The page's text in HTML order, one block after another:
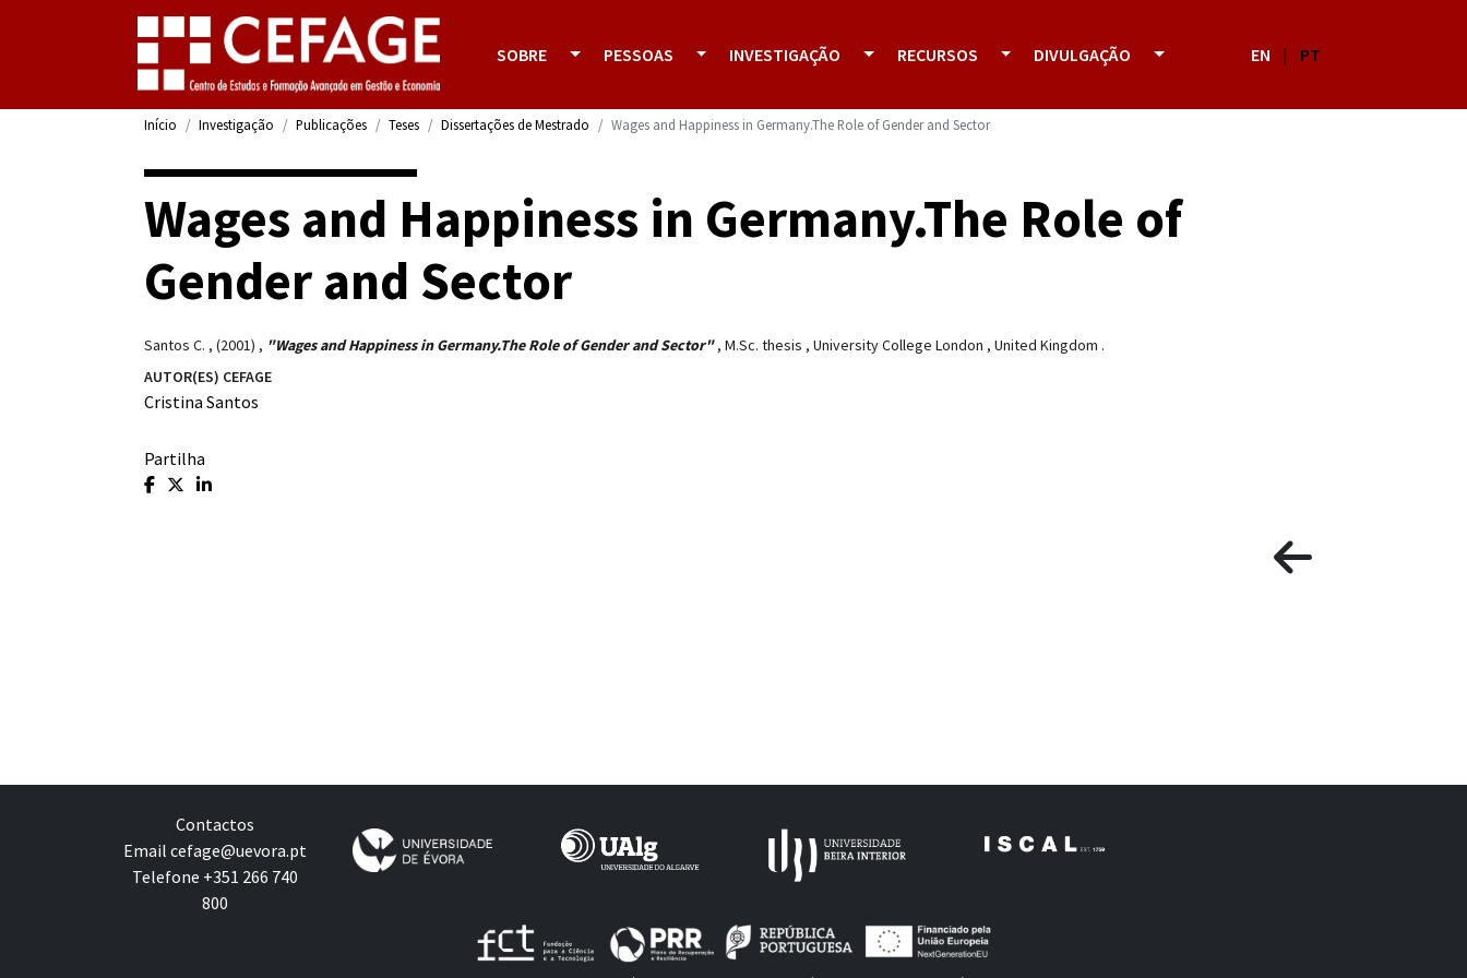
SOBRE PESSOAS INVESTIGAÇÃO RECURSOS DIVULGAÇÃO EN | PT
Início Investigação Publicações Teses Dissertações de Mestrado Wages and Happiness in Germany.The Role of Gender and Sector
Wages and Happiness in Germany.The Role of
Gender and Sector
Santos C. , (2001) , "Wages and Happiness in Germany.The Role of Gender and Sector", M.Sc. thesis , University College London , United Kingdom .
AUTOR(ES) CEFAGE
Cristina Santos
Partilha
Contactos
Email cefage@uevora.pt
Telefone +351 266 740
800